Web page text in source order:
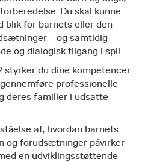
Du skal kunne
for barnets eller den
– og samtidig
og dialogisk tilgang i spil.
styrker du dine kompetencer
professionelle
deres familier i udsatte
af, hvordan barnets
og forudsætninger påvirker
en udviklingsstøttende